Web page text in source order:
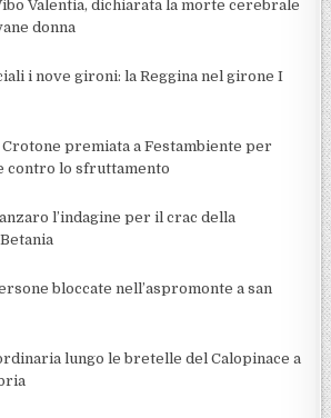
Valentia, dichiarata la morte cerebrale
donna
i nove gironi: la Reggina nel girone I
premiata a Festambiente per
contro lo sfruttamento
l’indagine per il crac della
bloccate nell’aspromonte a san
lungo le bretelle del Calopinace a